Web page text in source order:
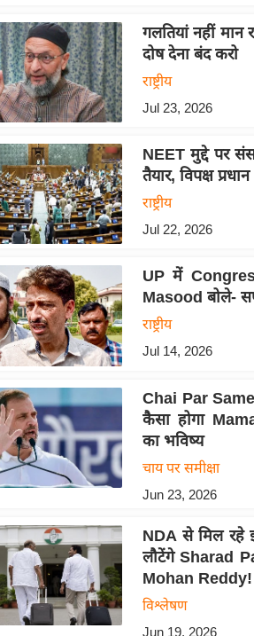
गलतियां नहीं मान
दोष देना बंद करो
राष्ट्रीय
Jul 23, 2026
NEET मुद्दे पर
तैयार, विपक्ष
राष्ट्रीय
Jul 22, 2026
UP में
Masood बोले-
राष्ट्रीय
Jul 14, 2026
Chai Par
कैसा होगा
का भविष्य
चाय पर समीक्षा
Jun 23, 2026
NDA से मिल
लौटेंगे Sharad
Mohan Reddy!
विश्लेषण
Jun 19, 2026